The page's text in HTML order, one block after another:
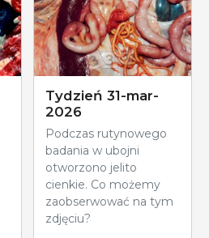
Tydzień 31-mar-
2026
Podczas rutynowego
badania w ubojni
otworzono jelito
cienkie. Co możemy
zaobserwować na tym
zdjęciu?